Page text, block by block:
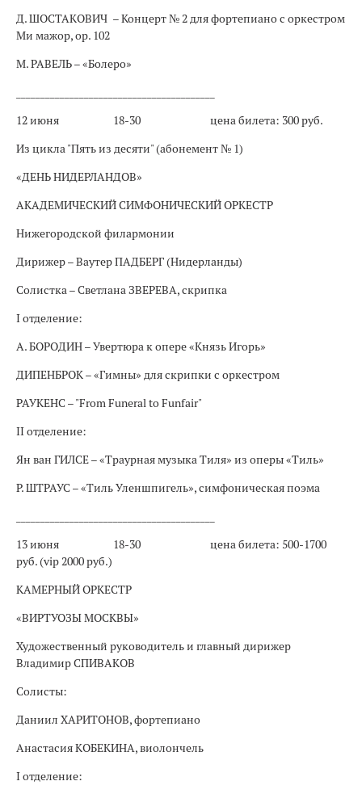
Д. ШОСТАКОВИЧ – Концерт № 2 для фортепиано с оркестром
Ми мажор, ор. 102
М. РАВЕЛЬ – «Болеро»
12 июня
18-30
цена билета: 300 руб.
Из цикла "Пять из десяти" (абонемент № 1)
«ДЕНЬ НИДЕРЛАНДОВ»
АКАДЕМИЧЕСКИЙ СИМФОНИЧЕСКИЙ ОРКЕСТР
Нижегородской филармонии
Дирижер – Ваутер ПАДБЕРГ (Нидерланды)
Солистка – Светлана ЗВЕРЕВА, скрипка
I отделение:
А. БОРОДИН – Увертюра к опере «Князь Игорь»
ДИПЕНБРОК – «Гимны» для скрипки с оркестром
РАУКЕНС – "From Funeral to Funfair"
II отделение:
Ян ван ГИЛСЕ – «Траурная музыка Тиля» из оперы «Тиль»
Р. ШТРАУС – «Тиль Уленшпигель», симфоническая поэма
13 июня
18-30
цена билета: 500-1700
руб. (vip 2000 руб.)
КАМЕРНЫЙ ОРКЕСТР
«ВИРТУОЗЫ МОСКВЫ»
Художественный руководитель и главный дирижер
Владимир СПИВАКОВ
Солисты:
Даниил ХАРИТОНОВ, фортепиано
Анастасия КОБЕКИНА, виолончель
I отделение: